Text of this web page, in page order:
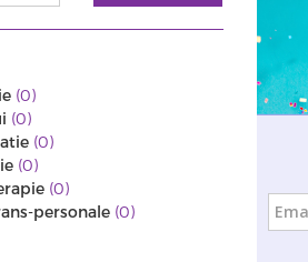
(0)
(0)
(0)
(0)
(0)
personale (0)